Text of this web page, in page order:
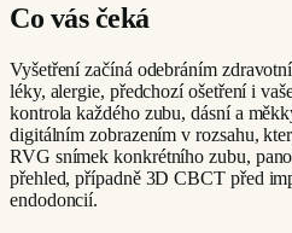
Co vás čeká
Vyšetření začíná odebráním
léky, alergie, předchozí ošetření i
kontrola každého zubu, dásní a
digitálním zobrazením v rozsahu,
RVG snímek konkrétního zubu,
přehled, případně 3D CBCT před
endodoncií.